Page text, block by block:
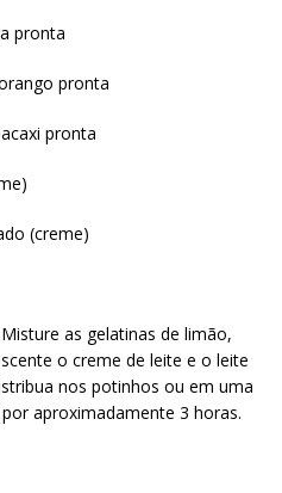
pronta
pronta
pronta
(creme)
as gelatinas de limão,
o creme de leite e o leite
nos potinhos ou em uma
aproximadamente 3 horas.